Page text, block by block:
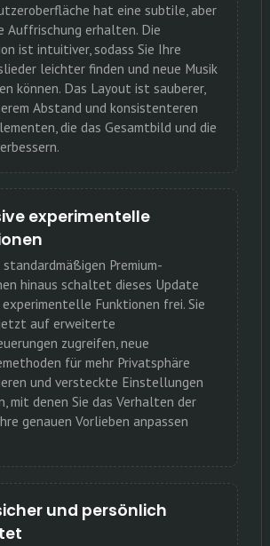
hat eine subtile, aber
Auffrischung erhalten. Die
ist intuitiver, sodass Sie Ihre
leichter finden und neue Musik
können. Das Layout ist sauberer,
Abstand und konsistenteren
die das Gesamtbild und die
experimentelle
standardmäßigen Premium-
hinaus schaltet dieses Update
experimentelle Funktionen frei. Sie
auf erweiterte
zugreifen, neue
für mehr Privatsphäre
und versteckte Einstellungen
mit denen Sie das Verhalten der
genauen Vorlieben anpassen
und persönlich